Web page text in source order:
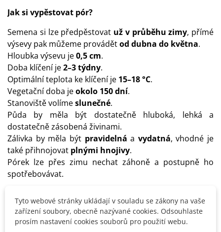
Jak si vypěstovat pór?
Semena si lze předpěstovat už v průběhu zimy, přímé
výsevy pak můžeme provádětod dubna do května.
Hloubka výsevu je0,5 cm.
Doba klíčení je2–3 týdny.
Optimální teplota ke klíčení je 15–18 °C.
Vegetační doba jeokolo 150 dní.
Stanoviště volímeslunečné.
Půda by měla být dostatečně hluboká, lehká a
dostatečně zásobená živinami.
Zálivka by měla být pravidelnáa vydatná, vhodné je
také přihnojovat plnými hnojivy.
Pórek lze přes zimu nechat záhoně a postupně ho
spotřebovávat.
Detaily produktu
Tyto webové stránky ukládají v souladu se zákony na vaše
zařízení soubory, obecně nazývané cookies. Odsouhlaste
prosím nastavení cookies souborů pro použití webu.